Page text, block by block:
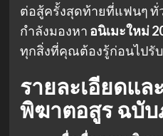
ต่อสู้ครั้งสุดท้ายที่แฟนๆ
กำลังมองหา อนิเมะใหม่
ทุกสิ่งที่คุณต้องรู้ก่อนไปรั
รายละเอียดและ
พิฆาตอสูรฉบับ